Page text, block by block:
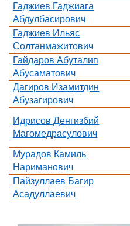
Гаджиев Гаджиага
Абдулбасирович
Гаджиев Ильяс
Солтанмажитович
Гайдаров Абуталип
Абусаматович
Дагиров Изамитдин
Абузагирович
Идрисов Денгизбий
Магомедрасулович
Мурадов Камиль
Нариманович
Пайзуллаев Багир
Асадуллаевич